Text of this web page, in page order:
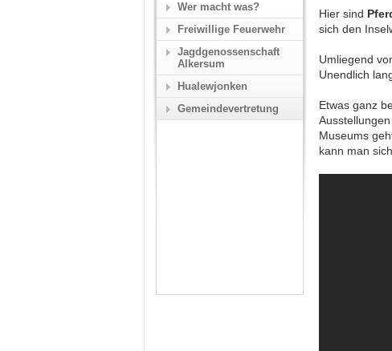
Hier sind
sich den
Umliegend
Unendlich
Etwas ganz
Museums
kann man
Wer macht was?
Freiwillige Feuerwehr
Jagdgenossenschaft
Alkersum
Hualewjonken
Gemeindevertretung